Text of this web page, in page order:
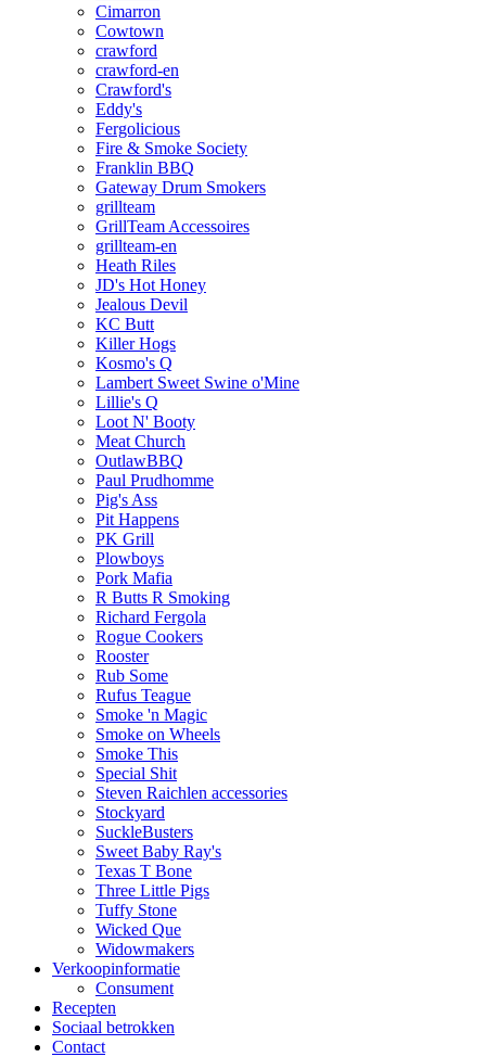
Cimarron
Cowtown
crawford
crawford-en
Crawford's
Eddy's
Fergolicious
Fire & Smoke Society
Franklin BBQ
Gateway Drum Smokers
grillteam
GrillTeam Accessoires
grillteam-en
Heath Riles
JD's Hot Honey
Jealous Devil
KC Butt
Killer Hogs
Kosmo's Q
Lambert Sweet Swine o'Mine
Lillie's Q
Loot N' Booty
Meat Church
OutlawBBQ
Paul Prudhomme
Pig's Ass
Pit Happens
PK Grill
Plowboys
Pork Mafia
R Butts R Smoking
Richard Fergola
Rogue Cookers
Rooster
Rub Some
Rufus Teague
Smoke 'n Magic
Smoke on Wheels
Smoke This
Special Shit
Steven Raichlen accessories
Stockyard
SuckleBusters
Sweet Baby Ray's
Texas T Bone
Three Little Pigs
Tuffy Stone
Wicked Que
Widowmakers
Verkoopinformatie
Consument
Recepten
Sociaal betrokken
Contact